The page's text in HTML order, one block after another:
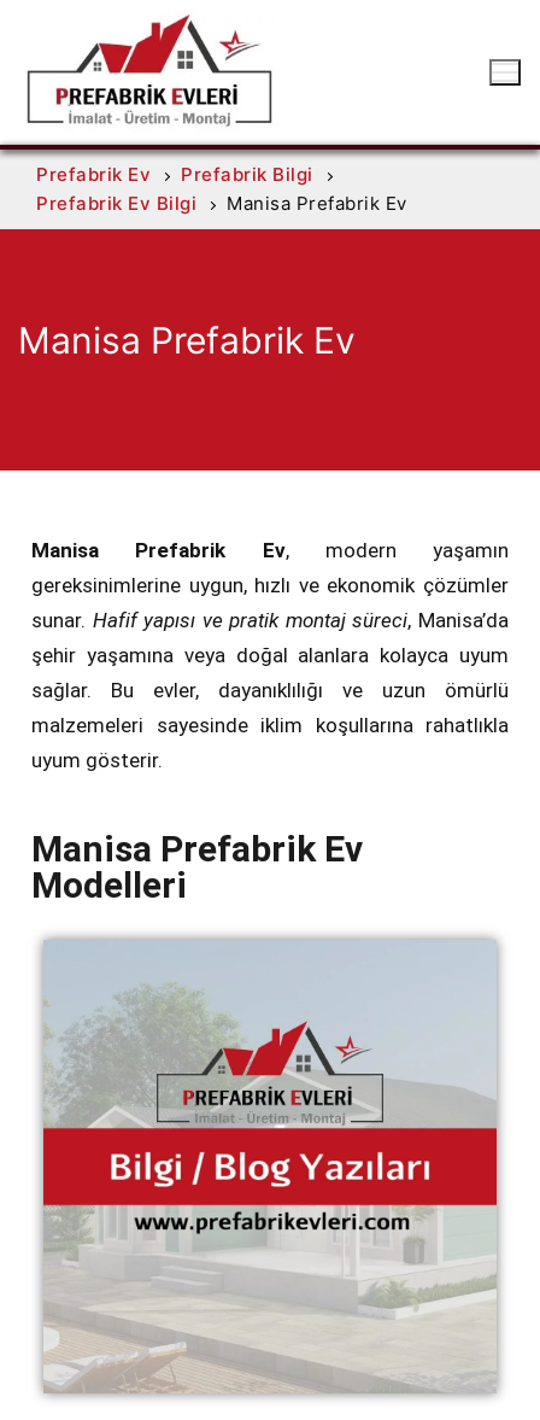
Prefabrik Ev
Prefabrik Bilgi
Prefabrik Ev Bilgi
Manisa Prefabrik Ev
Manisa Prefabrik Ev
Manisa Prefabrik Ev, modern yaşamın
gereksinimlerine uygun, hızlı ve ekonomik çözümler
sunar. Hafif yapısı ve pratik montaj süreci, Manisa’da
şehir yaşamına veya doğal alanlara kolayca uyum
sağlar. Bu evler, dayanıklılığı ve uzun ömürlü
malzemeleri sayesinde iklim koşullarına rahatlıkla
uyum gösterir.
Manisa Prefabrik Ev
Modelleri